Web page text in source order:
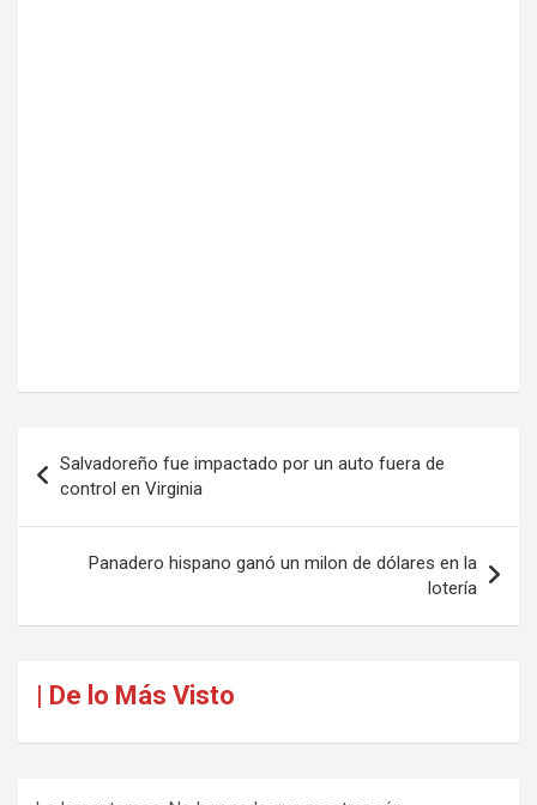
de
entradas
Salvadoreño fue impactado por un auto fuera de
control en Virginia
Panadero hispano ganó un milon de dólares en la
lotería
| De lo Más Visto